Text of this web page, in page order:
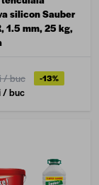
silicon Sauber
1.5 mm, 25 kg,
/ buc -13%
/ buc